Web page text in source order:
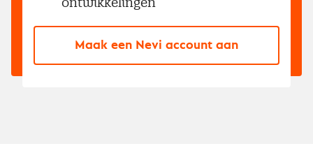
Maak een Nevi account aan